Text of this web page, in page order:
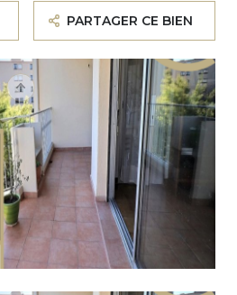
PARTAGER CE BIEN